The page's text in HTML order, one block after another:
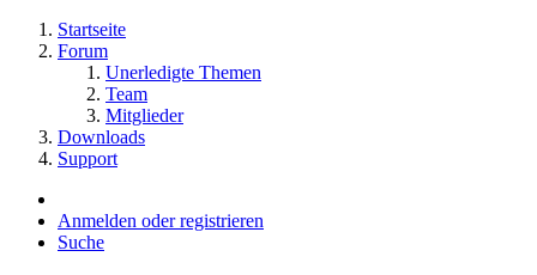
Startseite
Forum
Unerledigte Themen
Team
Mitglieder
Downloads
Support
Anmelden oder registrieren
Suche